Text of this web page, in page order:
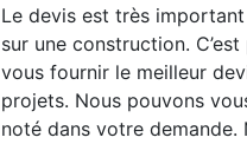
Le devis est très
sur une construction.
vous fournir le meilleur
projets. Nous pouvons
noté dans votre